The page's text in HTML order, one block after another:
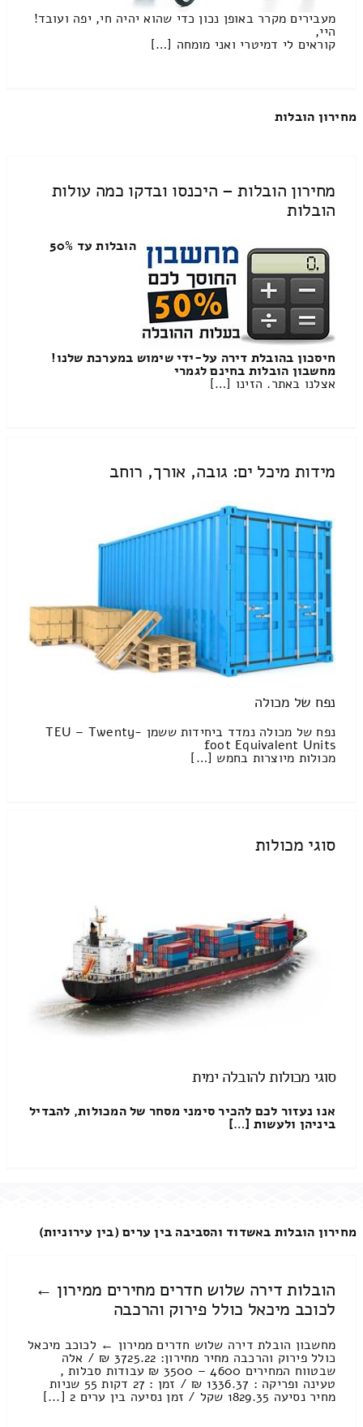
מעבירים מקרר באופן נכון כדי שהוא יהיה חי, יפה ועובד!
היי,
קוראים לי דמיטרי ואני מומחה […]
מחירון הובלות
מחירון הובלות – היכנסו ובדקו כמה עולות
הובלות
הובלות עד 50%
חיסכון בהובלת דירה על-ידי שימוש במערכת שלנו!
מחשבון הובלות בחינם לגמרי
אצלנו באתר. הזינו […]
מידות מיכל ים: גובה, אורך, רוחב
נפח של מכולה
נפח של מכולה נמדד ביחידות ששמן TEU – Twenty-
foot Equivalent Units
מכולות מיוצרות בחמש […]
סוגי מכולות
סוגי מכולות להובלה ימית
אנו נעזור לכם להכיר סימני מסחר של המכולות, להבדיל
ביניהן ולעשות […]
מחירון הובלות באשדוד והסביבה בין ערים (בין עירוניות)
הובלות דירה שלוש חדרים מחירים ממירון ←
לכוכב מיכאל כולל פירוק והרכבה
מחשבון הובלת דירה שלוש חדרים ממירון ← לכוכב מיכאל
כולל פירוק והרכבה מחיר מחירון: 3725.22 ₪ / אלה
שבטווח המחירים 4600 – 3500 ₪ עבודות סבלות ,
טעינה ופריקה : 1336.37 ₪ / זמן : 27 דקות 55 שניות
מחיר נסיעה 1829.35 שקל / זמן נסיעה בין ערים 2 [...]